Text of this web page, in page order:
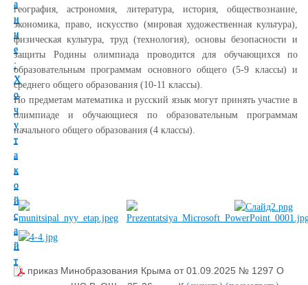
география, астрономия, литература, история, обществознание,
экономика, право, искусство (мировая художественная культура),
физическая культура, труд (технология), основы безопасности и
защиты Родины олимпиада проводится для обучающихся по
образовательным программам основного общего (5-9 классы) и
среднего общего образования (10-11 классы).
По предметам математика и русский язык могут принять участие в
олимпиаде и обучающиеся по образовательным программам
начального общего образования (4 классы).
приказ Минобразования Крыма от 01.09.2025 № 1297 О